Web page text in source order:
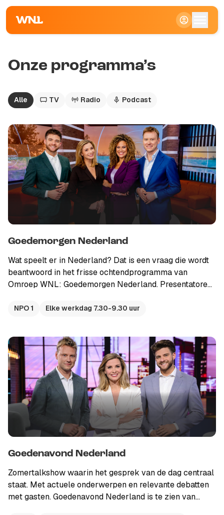
Onze programma’s
Alle TV Radio Podcast
Goedemorgen Nederland
Wat speelt er in Nederland? Dat is een vraag die wordt
beantwoord in het frisse ochtendprogramma van
Omroep WNL: Goedemorgen Nederland. Presentatoren
Wellens informeren u onder andere over politiek,
NPO 1 Elke werkdag 7.30-9.30 uur
Goedenavond Nederland
Zomertalkshow waarin het gesprek van de dag centraal
staat. Met actuele onderwerpen en relevante debatten
met gasten. Goedenavond Nederland is te zien van